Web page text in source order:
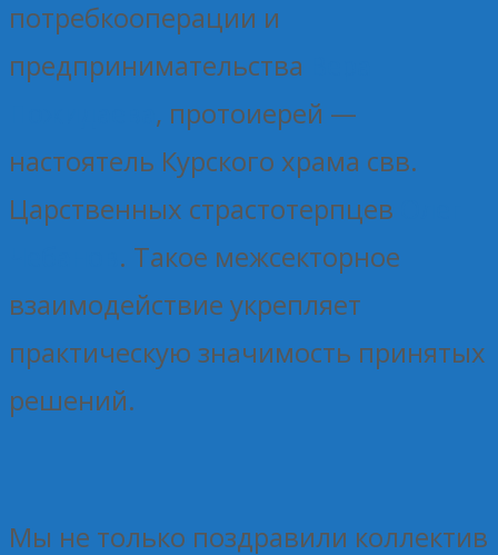
потребкооперации и
предпринимательства
, протоиерей —
настоятель Курского храма свв.
Царственных страстотерпцев
. Такое межсекторное
взаимодействие укрепляет
практическую значимость принятых
решений.
Мы не только поздравили коллектив